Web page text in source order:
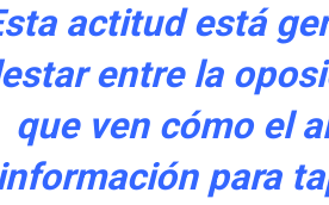
actitud está
entre la
que ven cómo el
para